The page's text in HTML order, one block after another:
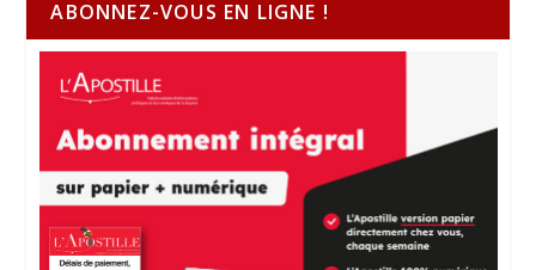
ABONNEZ-VOUS EN LIGNE !